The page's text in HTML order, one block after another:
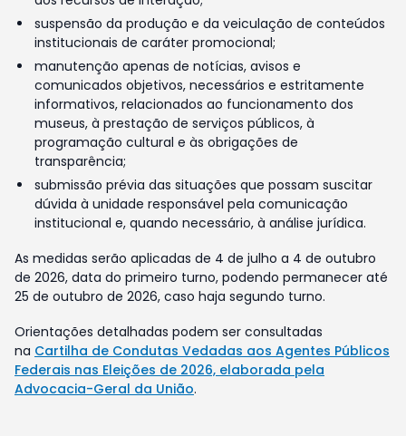
suspensão da produção e da veiculação de conteúdos
institucionais de caráter promocional;
manutenção apenas de notícias, avisos e
comunicados objetivos, necessários e estritamente
informativos, relacionados ao funcionamento dos
museus, à prestação de serviços públicos, à
programação cultural e às obrigações de
transparência;
submissão prévia das situações que possam suscitar
dúvida à unidade responsável pela comunicação
institucional e, quando necessário, à análise jurídica.
As medidas serão aplicadas de 4 de julho a 4 de outubro
de 2026, data do primeiro turno, podendo permanecer até
25 de outubro de 2026, caso haja segundo turno.
Orientações detalhadas podem ser consultadas
na Cartilha de Condutas Vedadas aos Agentes Públicos
Federais nas Eleições de 2026, elaborada pela
Advocacia-Geral da União.